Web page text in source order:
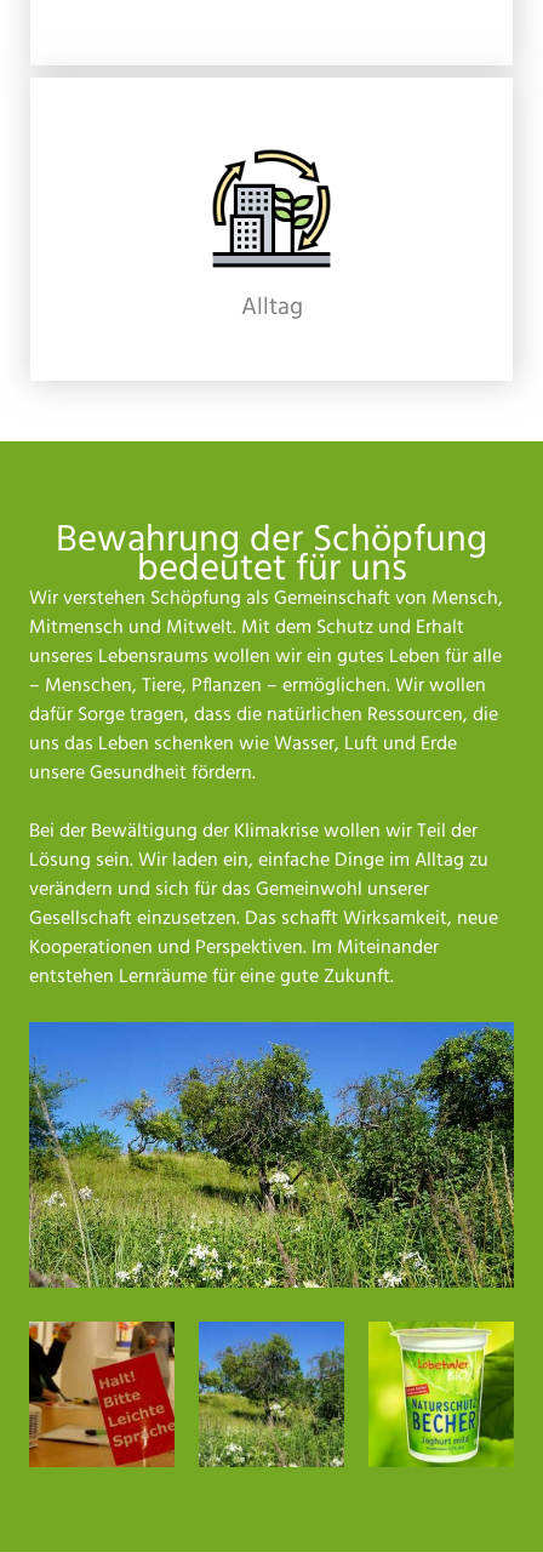
Alltag
Bewahrung der Schöpfung
bedeutet für uns
Wir verstehen Schöpfung als Gemeinschaft von Mensch,
Mitmensch und Mitwelt. Mit dem Schutz und Erhalt
unseres Lebensraums wollen wir ein gutes Leben für alle
– Menschen, Tiere, Pflanzen – ermöglichen. Wir wollen
dafür Sorge tragen, dass die natürlichen Ressourcen, die
uns das Leben schenken wie Wasser, Luft und Erde
unsere Gesundheit fördern.
Bei der Bewältigung der Klimakrise wollen wir Teil der
Lösung sein. Wir laden ein, einfache Dinge im Alltag zu
verändern und sich für das Gemeinwohl unserer
Gesellschaft einzusetzen. Das schafft Wirksamkeit, neue
Kooperationen und Perspektiven. Im Miteinander
entstehen Lernräume für eine gute Zukunft.